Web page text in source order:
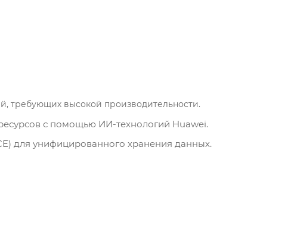
требующих высокой производительности.
с помощью ИИ-технологий Huawei.
для унифицированного хранения данных.